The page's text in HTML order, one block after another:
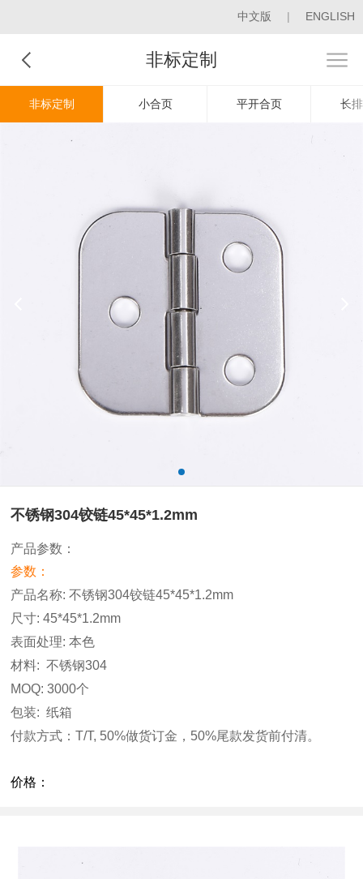
中文版 | ENGLISH
非标定制
非标定制 小合页 平开合页 长
不锈钢304铰链45*45*1.2mm
产品参数：
参数：
产品名称: 不锈钢304铰链45*45*1.2mm
尺寸: 45*45*1.2mm
表面处理: 本色
材料: 不锈钢304
MOQ: 3000个
包装:纸箱
付款方式：T/T, 50%做货订金， 50%尾款发货前付清。
价格：